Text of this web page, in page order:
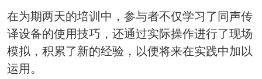
在为期两天的培训中，参与者不仅学习了同声传
译设备的使用技巧，还通过实际操作进行了现场
模拟，积累了新的经验，以便将来在实践中加以
运用。